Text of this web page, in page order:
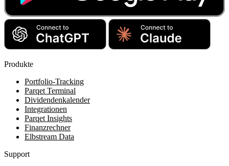
Produkte
Portfolio-Tracking
Parqet Terminal
Dividendenkalender
Integrationen
Parqet Insights
Finanzrechner
Elbstream Data
Support